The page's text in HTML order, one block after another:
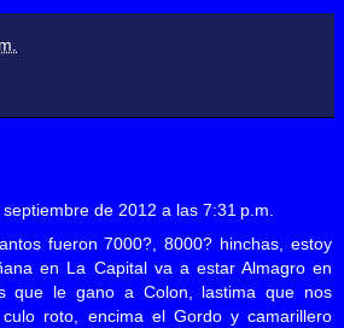
de 2012 a las 7:31 p.m.
fueron 7000?, 8000? hinchas, estoy
en La Capital va a estar Almagro en
que le gano a Colon, lastima que nos
roto, encima el Gordo y camarillero